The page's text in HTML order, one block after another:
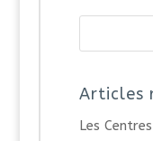
Articles
Les